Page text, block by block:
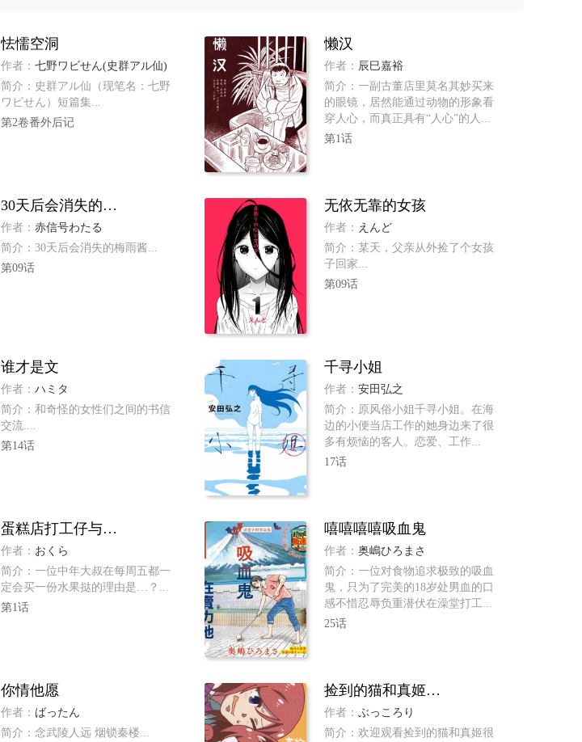
怯懦空洞
作者： 七野ワビせん(史群アル仙)
简介：史群アル仙（现笔名：七野
ワビせん）短篇集...
第2卷番外后记
懒汉
作者： 辰巳嘉裕
简介：一副古董店里莫名其妙买来
的眼镜，居然能通过动物的形象看
穿人心，而真正具有“人心”的人...
第1话
30天后会消失的梅雨酱
作者： 赤信号わたる
简介：30天后会消失的梅雨酱...
第09话
无依无靠的女孩
作者： えんど
简介：某天，父亲从外捡了个女孩
子回家...
第09话
谁才是文
作者： ハミタ
简介：和奇怪的女性们之间的书信
交流....
第14话
千寻小姐
作者： 安田弘之
简介：原风俗小姐千寻小姐。在海
边的小便当店工作的她身边来了很
多有烦恼的客人。恋爱、工作...
17话
蛋糕店打工仔与中年男客人的萍水相逢
作者： おくら
简介：一位中年大叔在每周五都一
定会买一份水果挞的理由是…？...
第1话
嘻嘻嘻嘻吸血鬼
作者： 奥嶋ひろまさ
简介：一位对食物追求极致的吸血
鬼，只为了完美的18岁处男血的口
感不惜忍辱负重潜伏在澡堂打工...
25话
你情他愿
作者： ばったん
简介：念武陵人远 烟锁秦楼...
捡到的猫和真姬很像
作者： ぶっころり
简介：欢迎观看捡到的猫和真姬很